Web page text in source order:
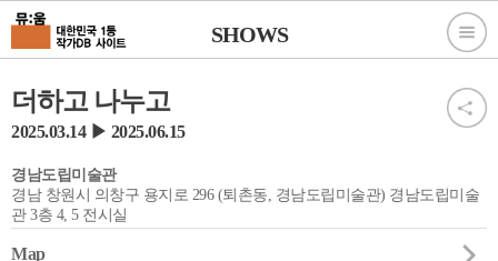
SHOWS
더하고 나누고
2025.03.14 ▶ 2025.06.15
경남도립미술관
경남 창원시 의창구 용지로 296 (퇴촌동, 경남도립미술관) 경남도립미술
관 3층 4, 5 전시실
Map